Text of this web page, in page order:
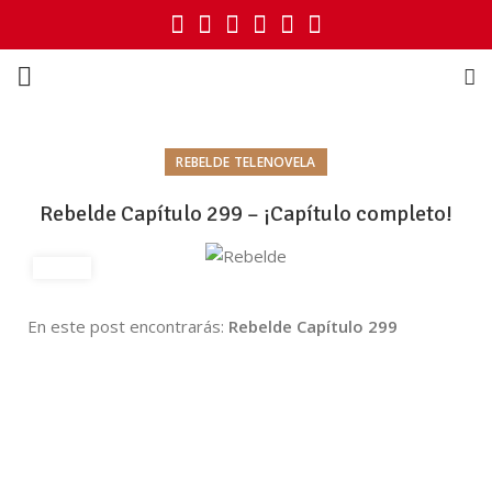
REBELDE TELENOVELA
Rebelde Capítulo 299 – ¡Capítulo completo!
En este post encontrarás: Rebelde Capítulo 299